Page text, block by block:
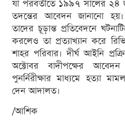
যা পরবর্তীতে ১৯৯৭ সালের ২৪
তদন্তের আবেদন জানানো
তাদের চূড়ান্ত প্রতিবেদনে
করলেও তা প্রত্যাখ্যান করে
শাহর পরিবার। দীর্ঘ আইনি
অক্টোবর বাদীপক্ষের
পুনর্নিরীক্ষার মাধ্যমে হত্যা
দেন আদালত।
/আশিক